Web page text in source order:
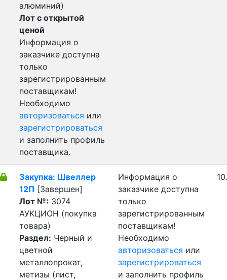
алюминий)
Лот с открытой
ценой
Информация о
заказчике доступна
только
зарегистрированным
поставщикам!
Необходимо
авторизоваться или
зарегистрироваться
и заполнить профиль
поставщика.
Закупка: Швеллер
12П [Завершен]
Лот №: 3074
АУКЦИОН (покупка
товара)
Раздел: Черный и
цветной
металлопрокат,
метизы (лист,
Информация о
заказчике доступна
только
зарегистрированным
поставщикам!
Необходимо
авторизоваться или
зарегистрироваться
и заполнить профиль